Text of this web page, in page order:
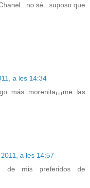
sé...suposo que
a les 14:34
más morenita¡¡¡me las
a les 14:57
de mis preferidos de